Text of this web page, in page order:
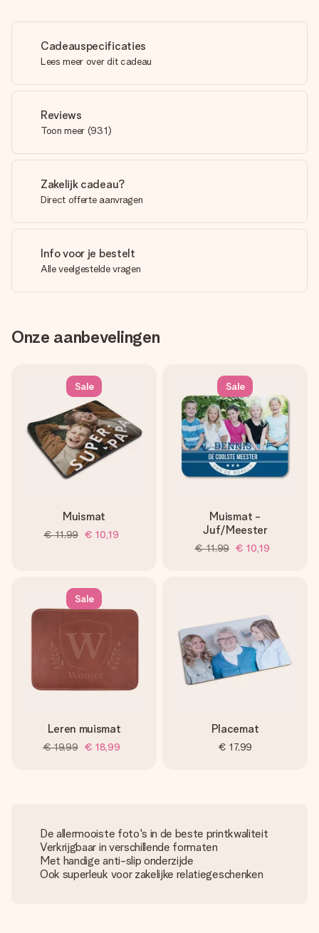
Cadeauspecificaties
Lees meer over dit cadeau
Reviews
Toon meer (931)
Zakelijk cadeau?
Direct offerte aanvragen
Info voor je bestelt
Alle veelgestelde vragen
Onze aanbevelingen
Sale
Muismat
€ 11,99 € 10,19
Sale
Muismat -
Juf/Meester
€ 11,99 € 10,19
Sale
Leren muismat
€ 19,99 € 18,99
Placemat
€ 17,99
De allermooiste foto's in de beste printkwaliteit
Verkrijgbaar in verschillende formaten
Met handige anti-slip onderzijde
Ook superleuk voor zakelijke relatiegeschenken